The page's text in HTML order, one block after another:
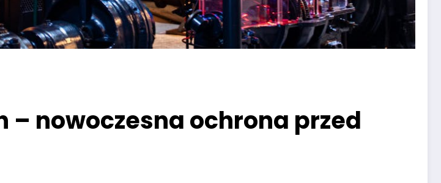
– nowoczesna ochrona przed